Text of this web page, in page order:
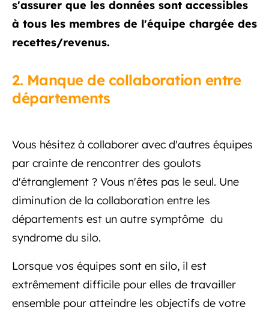
s'assurer que les données sont accessibles
à tous les membres de l'équipe chargée des
recettes/revenus.
2. Manque de collaboration entre
départements
Vous hésitez à collaborer avec d'autres équipes
par crainte de rencontrer des goulots
d'étranglement ? Vous n'êtes pas le seul. Une
diminution de la collaboration entre les
départements est un autre symptôme du
syndrome du silo.
Lorsque vos équipes sont en silo, il est
extrêmement difficile pour elles de travailler
ensemble pour atteindre les objectifs de votre